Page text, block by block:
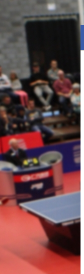
Overslaan en naar de inhoud